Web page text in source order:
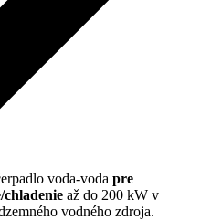
voda-voda pre
až do 200 kW v
vodného zdroja.